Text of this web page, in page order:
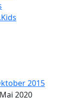
2015
2020